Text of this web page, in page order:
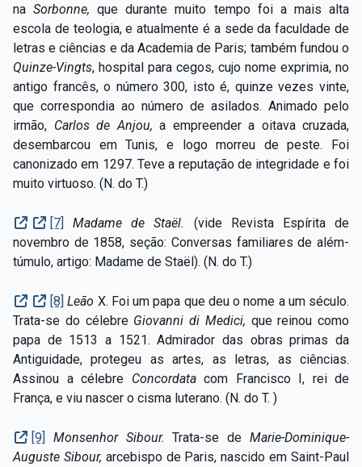
naSorbonne,que durante muito tempo foi a mais alta
escola de teologia, e atualmente é a sede da faculdade de
letras e ciências e da Academia de Paris; também fundou o
Quinze-Vingts, hospital para cegos, cujo nome exprimia, no
antigo francês, o número 300, isto é, quinze vezes vinte,
que correspondia ao número de asilados. Animado pelo
irmão, Carlos de Anjou, a empreender a oitava cruzada,
desembarcou em Tunis, e logo morreu de peste. Foi
canonizado em 1297. Teve a reputação de integridade e foi
muito virtuoso. (N. do T.)
[7] Madame de Staël. (vide Revista Espírita de
novembro de 1858, seção: Conversas familiares de além-
túmulo, artigo: Madame de Staël). (N. do T.)
[8] Leão X. Foi um papa que deu o nome a um século.
Trata-se do célebre Giovanni di Medici, que reinou como
papa de 1513 a 1521. Admirador das obras primas da
Antiguidade, protegeu as artes, as letras, as ciências.
Assinou a célebre Concordata com Francisco I, rei de
França, e viu nascer o cisma luterano. (N. do T. )
[9] Monsenhor Sibour.Trata-se deMarie-Dominique-
Auguste Sibour, arcebispo de Paris, nascido em Saint-Paul